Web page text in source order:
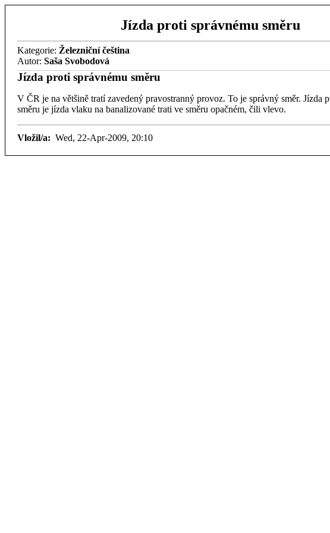
Jízda proti správnému směru
Kategorie: Železniční čeština
Autor: Saša Svobodová
Jízda proti správnému směru
V ČR je na většině tratí zavedený pravostranný provoz. To je správný směr. Jízda
směru je jízda vlaku na banalizované trati ve směru opačném, čili vlevo.
Vložil/a: Wed, 22-Apr-2009, 20:10